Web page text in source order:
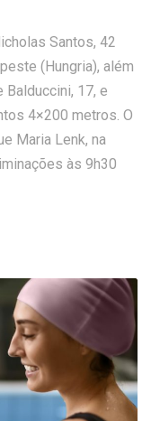
Santos, 42
(Hungria), além
17, e
4×200 metros. O
Maria Lenk, na
às 9h30